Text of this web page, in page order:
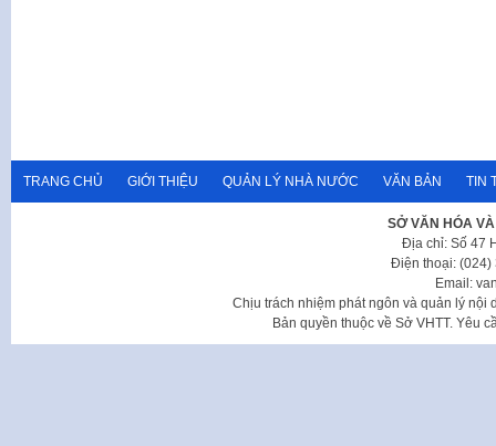
TRANG CHỦ GIỚI THIỆU QUẢN LÝ NHÀ NƯỚC VĂN BẢN TIN
SỞ VĂN HÓA
Địa chỉ: Số 47
Điện thoại: (024)
Email:
Chịu trách nhiệm phát ngôn và quản lý nội
Bản quyền thuộc về Sở VHTT. Yêu